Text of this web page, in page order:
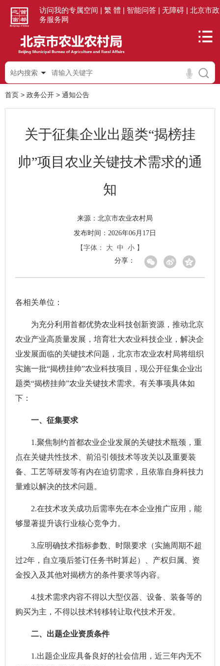
访问我的专属空间 | 繁 體 | 智能问答 | 无障碍 | 北京市政
务服务网
站内搜索
首页 > 政务公开 > 通知公告
关于征集企业出题类“揭榜挂
帅”项目农业关键技术需求的通
知
来源： 北京市农业农村局
发布时间：2026年06月17日
【字体：
大 中 小 】
分享：
各相关单位：
为充分利用首都优势农业科技创新资源，推动北京
农业产业高质量发展，培育壮大农业科技企业，解决企
业发展面临的关键技术问题，北京市农业农村局将组织
实施一批“揭榜挂帅”农业科技项目，现公开征集企业出
题类“揭榜挂帅”农业关键技术需求。有关事项具体如
下：
一、征集要求
1.聚焦制约首都农业企业发展的关键技术瓶颈，重
点在关键共性技术、前沿引领技术等攻关以及重要装
备、工艺等研发等有内在迫切需求，且依靠自身科技力
量难以解决的技术问题。
2.在技术攻关成功后需率先在本企业推广应用，能
够显著提升该行业核心竞争力。
3.应明确技术指标参数、时限要求（实施周期不超
过2年，自立项后签订任务书时算起）、产权归属、资
金投入及其他对揭榜方的条件要求等内容。
4.技术需求内容不得以大型仪器、设备、装备等的
购买为主，不得以技术转移转让取代技术开发。
二、出题企业资质条件
1.出题企业应具备良好的社会信用，近三年内无不